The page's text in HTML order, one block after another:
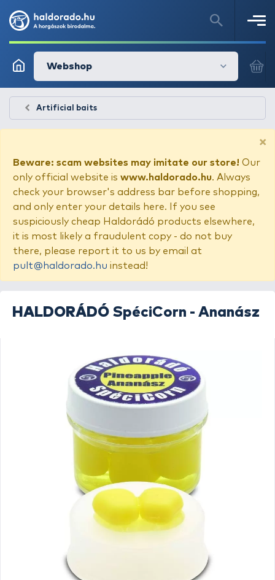
Webshop
Artificial baits
×
Beware: scam websites may imitate our store! Our
only official website is www.haldorado.hu. Always
check your browser's address bar before shopping,
and only enter your details here. If you see
suspiciously cheap Haldorádó products elsewhere,
it is most likely a fraudulent copy - do not buy
there, please report it to us by email at
pult@haldorado.hu instead!
HALDORÁDÓ SpéciCorn - Ananász